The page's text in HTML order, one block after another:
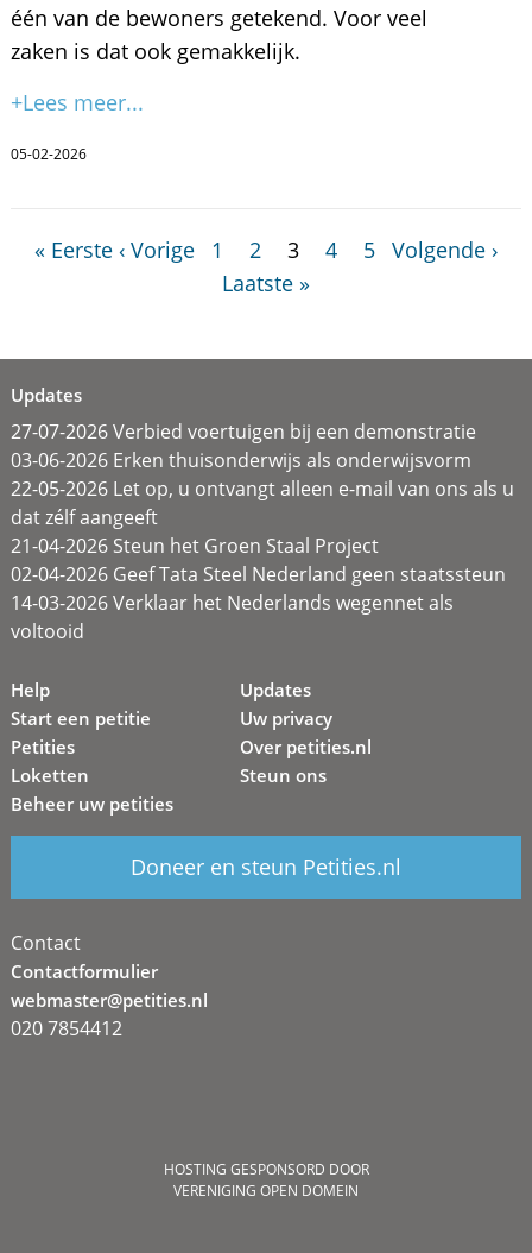
één van de bewoners getekend. Voor veel
zaken is dat ook gemakkelijk.
+Lees meer...
05-02-2026
« Eerste ‹ Vorige 1 2 3 4 5 Volgende ›
Laatste »
Updates
27-07-2026 Verbied voertuigen bij een demonstratie
03-06-2026 Erken thuisonderwijs als onderwijsvorm
22-05-2026 Let op, u ontvangt alleen e-mail van ons als u
dat zélf aangeeft
21-04-2026 Steun het Groen Staal Project
02-04-2026 Geef Tata Steel Nederland geen staatssteun
14-03-2026 Verklaar het Nederlands wegennet als
voltooid
Help
Start een petitie
Petities
Loketten
Beheer uw petities
Updates
Uw privacy
Over petities.nl
Steun ons
Doneer en steun Petities.nl
Contact
Contactformulier
webmaster@petities.nl
020 7854412
HOSTING GESPONSORD DOOR
VERENIGING OPEN DOMEIN